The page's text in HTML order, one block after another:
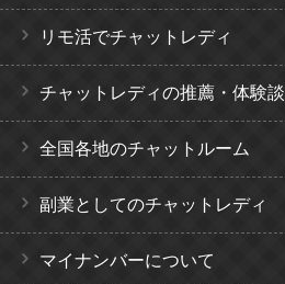
リモ活でチャットレディ
チャットレディの推薦・体験談
全国各地のチャットルーム
副業としてのチャットレディ
マイナンバーについて